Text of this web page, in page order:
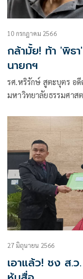
10 กรกฎาคม 2566
กล้ามั้ย! ท้า 'พิธ
นายกฯ
รศ.หริรักษ์ สูตะบุตร อ
มหาวิทยาลัยธรรมศาส
27 มิถุนายน 2566
เอาแล้ว! ชง ส.